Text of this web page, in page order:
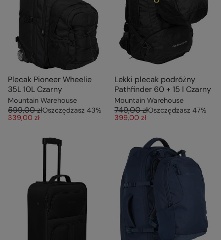
Plecak Pioneer Wheelie
35L 10L Czarny
Mountain Warehouse
599,00 złOszczędzasz 43%
339,00 zł
Lekki plecak podróżny
Pathfinder 60 + 15 l Czarny
Mountain Warehouse
749,00 złOszczędzasz 47%
399,00 zł